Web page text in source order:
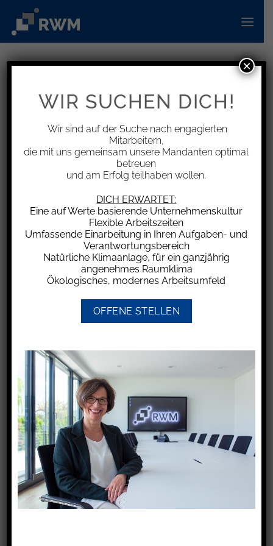
Inhalt
springen
Arbeitnehmerhaftung bei Unfall
mit einem Firmenfahrzeug
Kommen die Grundsätze zur privilegierten
Arbeitnehmerhaftung zum Tragen, hat ein
Arbeitnehmer vorsätzlich verursachte Schäden
in vollem Umfang zu tragen, bei leichtester
Fahrlässigkeit haftet er dagegen nicht. Mittlere
Fahrlässigkeit liegt vor, wenn der Arbeitnehmer
die im Verkehr erforderliche Sorgfalt außer Acht
gelassen hat und der missbilligte Erfolg bei
Anwendung der gebotenen Sorgfalt
vorhersehbar und vermeidbar gewesen wäre.
Umständen in ungewöhnlich hohem Maß
verletzt und unbeachtet lässt.
Das Landesarbeitsgericht Niedersachsen (LAG)
hatte über folgenden Fall zu entscheiden: Ein
Arbeitnehmer fuhr beim Zurücksetzen mit
seinem Firmenfahrzeug auf das BMW-Cabrio
des Geschäftsführers auf. Der BMW war zu dem
Zeitpunkt abgemeldet und es entstand ein
Schaden in Höhe von ca. 2.315 €.
WIR SUCHEN DICH!
Wir sind auf der Suche nach engagierten
Mitarbeitern,
die mit uns gemeinsam unsere Mandanten optimal
betreuen
und am Erfolg teilhaben wollen.
DICH ERWARTET:
Eine auf Werte basierende Unternehmenskultur
Flexible Arbeitszeiten
Umfassende Einarbeitung in Ihren Aufgaben- und
Verantwortungsbereich
Natürliche Klimaanlage, für ein ganzjährig
angenehmes Raumklima
Ökologisches, modernes Arbeitsumfeld
OFFENE STELLEN
×